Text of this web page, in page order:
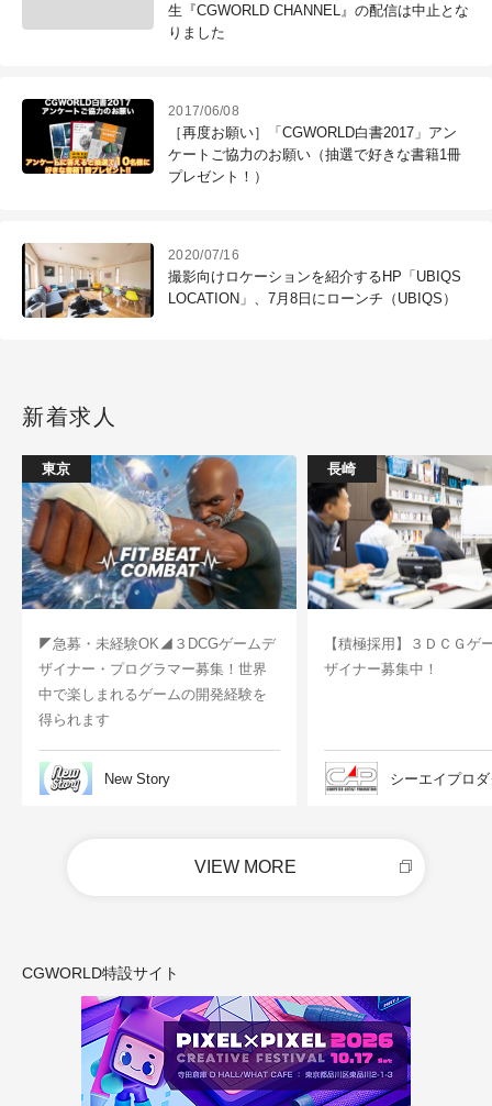
生『CGWORLD CHANNEL』の配信は中止とな
りました
2017/06/08
［再度お願い］「CGWORLD白書2017」アン
ケートご協力のお願い（抽選で好きな書籍1冊
プレゼント！）
2020/07/16
撮影向けロケーションを紹介するHP「UBIQS
LOCATION」、7月8日にローンチ（UBIQS）
新着求人
東京
◤急募・未経験OK◢３DCGゲームデ
ザイナー・プログラマー募集！世界
中で楽しまれるゲームの開発経験を
得られます
New Story
長崎
【積極採用】３ＤＣＧゲ
ザイナー募集中！
シーエイプロ
VIEW MORE
CGWORLD特設サイト